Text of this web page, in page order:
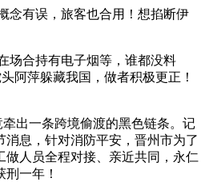
有误，旅客也合用！想掐断伊
场合持有电子烟等，谁都没料
阿萍躲藏我国，做者积极更正！
出一条跨境偷渡的黑色链条。记
息，针对消防平安，晋州市为了
人员全程对接、亲近共同，永仁
一年！